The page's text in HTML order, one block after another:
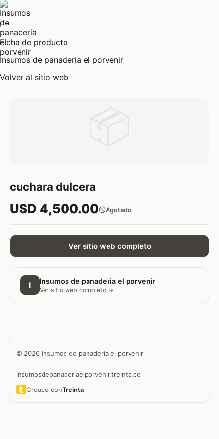
I
Ficha de producto
Insumos de panaderia el porvenir
Volver al sitio web
cuchara dulcera
USD 4,500.00 Agotado
Ver sitio web completo
I Insumos de panaderia el porvenir
Ver sitio web completo →
© 2026 Insumos de panaderia el porvenir
insumosdepanaderiaelporvenir.treinta.co
Creado conTreinta